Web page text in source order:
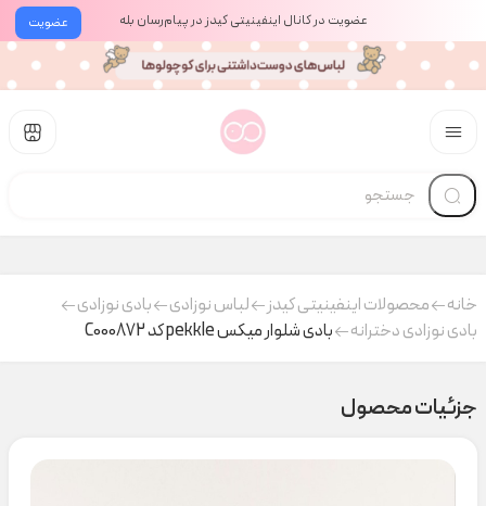
عضویت عضویت در کانال اینفینیتی کیدز در پیام‌رسان بله
خانه محصولات اینفینیتی کیدز لباس نوزادی
بادی نوزادی
بادی نوزادی دخترانه
بادی شلوار میکس pekkle کد C000872
جزئیات محصول